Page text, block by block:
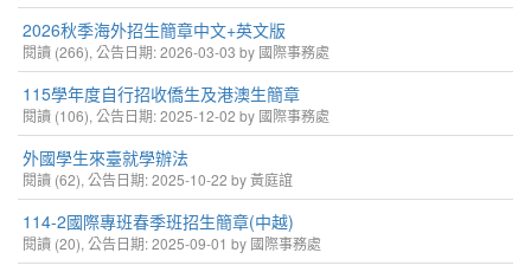
2026秋季海外招生簡章中文+英文版
閱讀 (266), 公告日期: 2026-03-03 by 國際事務處
115學年度自行招收僑生及港澳生簡章
閱讀 (106), 公告日期: 2025-12-02 by 國際事務處
外國學生來臺就學辦法
閱讀 (62), 公告日期: 2025-10-22 by 黃庭誼
114-2國際專班春季班招生簡章(中越)
閱讀 (20), 公告日期: 2025-09-01 by 國際事務處